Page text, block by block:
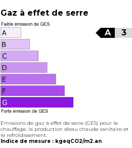
Gaz à effet de serre
3
A
Emissions de gaz à effet de serre (GES) pour le
chauffage, la production d'eau chaude sanitaire et
le refroidissement.
Indice de mesure : kgeqCO2/m2.an